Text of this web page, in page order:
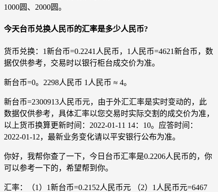
1000圆、2000圆。
今天台币兑换人民币的汇率是多少人民币?
货币兑换：1新台币=0.2241人民币，1人民币=4621新台币，数
据仅供参考，交易时以银行柜台成交价为准。
新台币=0。2298人民币 1人民币 ≈ 4。
新台币=2300913人民币元，由于外汇汇率是实时变动的，此
数据仅供参考，具体汇率以您交易时实际交割的成交价为准，
以上货币换算更新时间：2022-01-11 14：10。应答时间：
2022-01-12，最新业务变化请以平安银行公布为准。
你好，我帮你查了一下，今日台币汇率是0.2206人民币的，你
可以参考一下的，希望帮到你。
汇率：（1）1新台币=0.2152人民币元 （2）1人民币元=6467